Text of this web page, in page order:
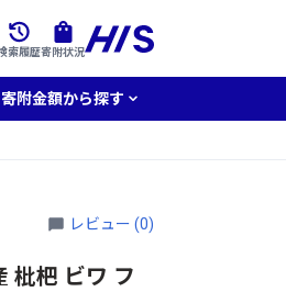
索履歴寄附状況
寄附金額から探す
レビュー (0)
枇杷 ビワ フ